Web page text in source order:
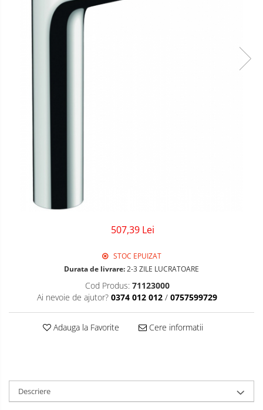
Sigurante Gewiss
Sigurante Legrand
507,39 Lei
STOC EPUIZAT
Durata de livrare:2-3 ZILE LUCRATOARE
Cod Produs: 71123000
Ai nevoie de ajutor? 0374 012 012 / 0757599729
Adauga la Favorite Cere informatii
Descriere